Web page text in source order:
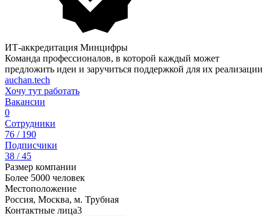
ИТ-аккредитация Минцифры
Команда профессионалов, в которой каждый может
предложить идеи и заручиться поддержкой для их реализации
auchan.tech
Хочу тут работать
Вакансии
0
Сотрудники
76 / 190
Подписчики
38 / 45
Размер компании
Более 5000 человек
Местоположение
Россия, Москва, м. Трубная
Контактные лица3